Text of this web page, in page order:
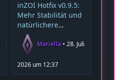
inZOI Hotfix v0.9.5:
Mehr Stabilität und
natürlichere
Autonomie
Mariella 28. Juli
2026 um 12:37